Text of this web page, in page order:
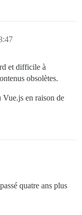
et difficile à
obsolètes.
Vue.js en raison de
quatre ans plus